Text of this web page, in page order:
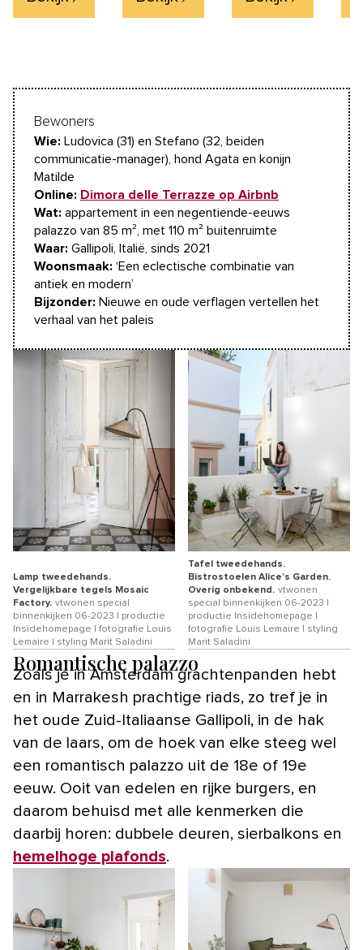
Bewoners
Wie: Ludovica (31) en Stefano (32, beiden
communicatie-manager), hond Agata en konijn
Matilde
Online: Dimora delle Terrazze op Airbnb
Wat: appartement in een negentiende-eeuws
palazzo van 85 m², met 110 m² buitenruimte
Waar: Gallipoli, Italië, sinds 2021
Woonsmaak: ‘Een eclectische combinatie van
antiek en modern’
Bijzonder: Nieuwe en oude verflagen vertellen het
verhaal van het paleis
Lamp tweedehands.
Vergelijkbare tegels Mosaic
Factory. vtwonen special
binnenkijken 06-2023 | productie
Insidehomepage | fotografie Louis
Lemaire | styling Marit Saladini
Tafel tweedehands.
Bistrostoelen Alice’s Garden.
Overig onbekend. vtwonen
special binnenkijken 06-2023 |
productie Insidehomepage |
fotografie Louis Lemaire | styling
Marit Saladini
Romantische palazzo
Zoals je in Amsterdam grachtenpanden hebt
en in Marrakesh prachtige riads, zo tref je in
het oude Zuid-Italiaanse Gallipoli, in de hak
van de laars, om de hoek van elke steeg wel
een romantisch palazzo uit de 18e of 19e
eeuw. Ooit van edelen en rijke burgers, en
daarom behuisd met alle kenmerken die
daarbij horen: dubbele deuren, sierbalkons en
hemelhoge plafonds.